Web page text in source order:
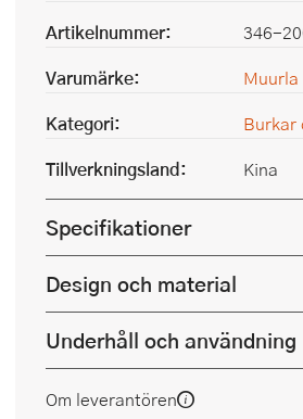
Artikelnummer:
346-
Varumärke:
Muurla
Kategori:
Burkar
Tillverkningsland:
Kina
Specifikationer
Design och material
Underhåll och användning
Om leverantören